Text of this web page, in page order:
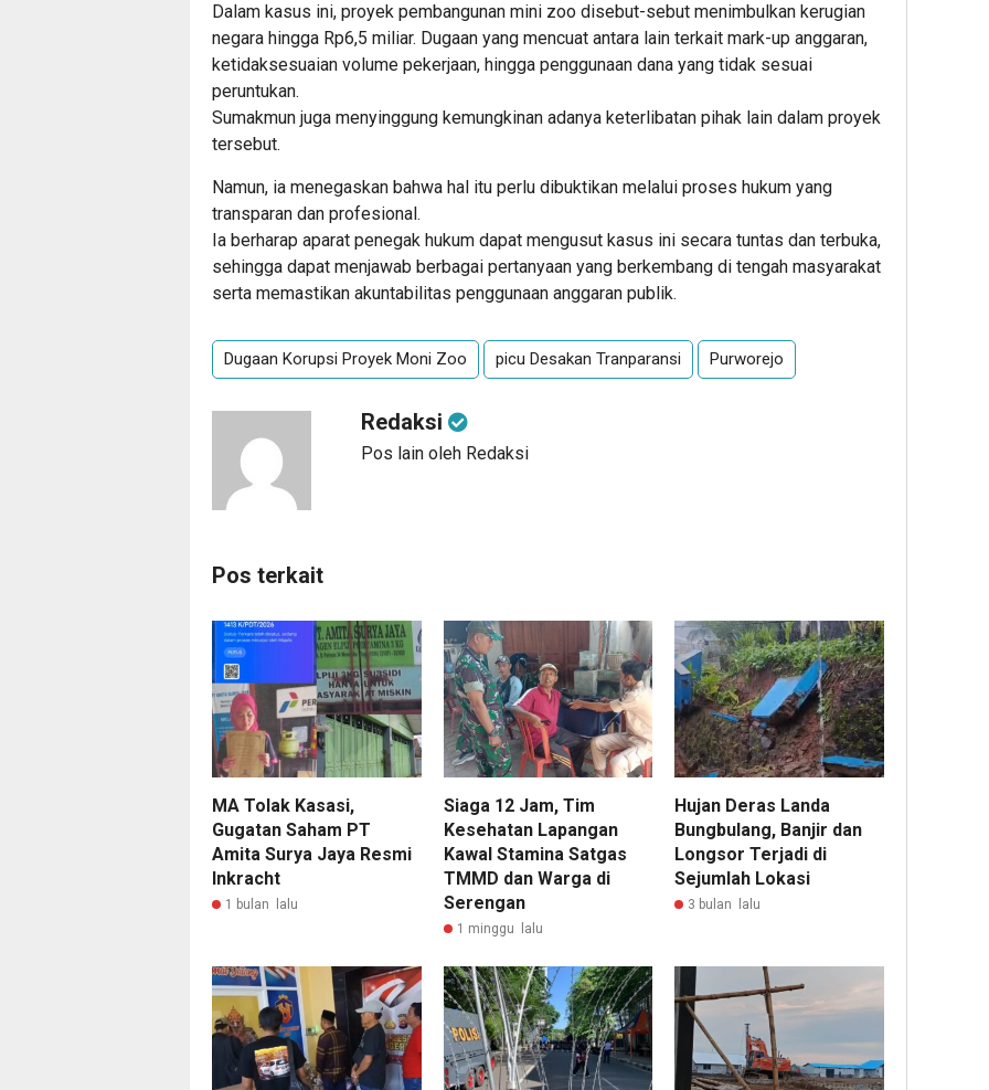
Dalam kasus ini, proyek pembangunan mini zoo disebut-sebut menimbulkan kerugian
negara hingga Rp6,5 miliar. Dugaan yang mencuat antara lain terkait mark-up anggaran,
ketidaksesuaian volume pekerjaan, hingga penggunaan dana yang tidak sesuai
peruntukan.
Sumakmun juga menyinggung kemungkinan adanya keterlibatan pihak lain dalam proyek
tersebut.
Namun, ia menegaskan bahwa hal itu perlu dibuktikan melalui proses hukum yang
transparan dan profesional.
Ia berharap aparat penegak hukum dapat mengusut kasus ini secara tuntas dan terbuka,
sehingga dapat menjawab berbagai pertanyaan yang berkembang di tengah masyarakat
serta memastikan akuntabilitas penggunaan anggaran publik.
Dugaan Korupsi Proyek Moni Zoo picu Desakan Tranparansi Purworejo
Redaksi
Pos lain oleh Redaksi
Pos terkait
MA Tolak Kasasi,
Gugatan Saham PT
Amita Surya Jaya Resmi
Inkracht
1 bulan lalu
Siaga 12 Jam, Tim
Kesehatan Lapangan
Kawal Stamina Satgas
TMMD dan Warga di
Serengan
1 minggu lalu
Hujan Deras Landa
Bungbulang, Banjir dan
Longsor Terjadi di
Sejumlah Lokasi
3 bulan lalu